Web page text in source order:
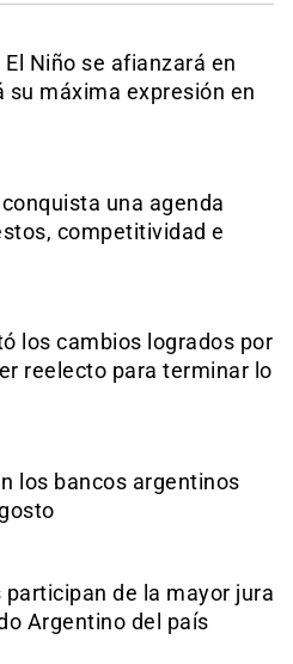
Niño se afianzará en
su máxima expresión en
una agenda
competitividad e
los cambios logrados por
reelecto para terminar lo
los bancos argentinos
participan de la mayor jura
Argentino del país